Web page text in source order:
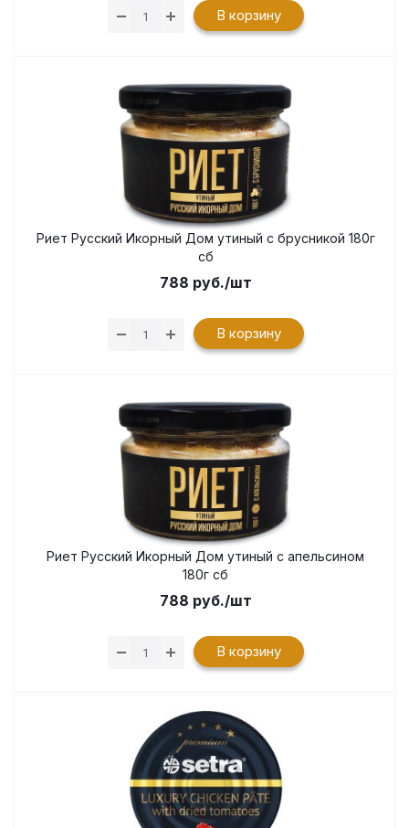
В корзину
Риет Русский Икорный Дом утиный с брусникой 180г
сб
788 руб./шт
В корзину
Риет Русский Икорный Дом утиный с апельсином
180г сб
788 руб./шт
В корзину